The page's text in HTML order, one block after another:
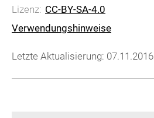
Lizenz: CC-BY-SA-4.0
Verwendungshinweise
Letzte Aktualisierung: 07.11.2016